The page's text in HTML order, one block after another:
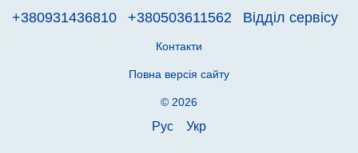
+380931436810 +380503611562 Відділ сервісу
Контакти
Повна версія сайту
© 2026
Рус Укр